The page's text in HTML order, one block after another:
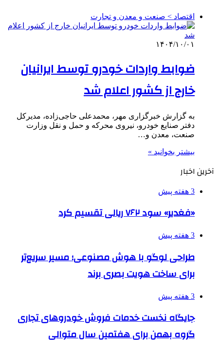
اقتصاد > صنعت و معدن و تجارت
۱۴۰۴/۱۰/۰۱
ضوابط واردات خودرو توسط ایرانیان
خارج از کشور اعلام شد
به گزارش خبرگزاری مهر، محمدعلی حاجی‌زاده، مدیرکل
دفتر صنایع خودرو، نیروی محرکه و حمل و نقل وزارت
صنعت، معدن و…
بیشتر بخوانید »
آخرین اخبار
3 هفته پیش
«فغدیر» سود ۷۶۲ ریالی تقسیم کرد
3 هفته پیش
طراحی لوگو با هوش مصنوعی؛ مسیر سریع‌تر
برای ساخت هویت بصری برند
3 هفته پیش
جایگاه نخست خدمات فروش خودروهای تجاری
گروه بهمن برای هفتمین سال متوالی